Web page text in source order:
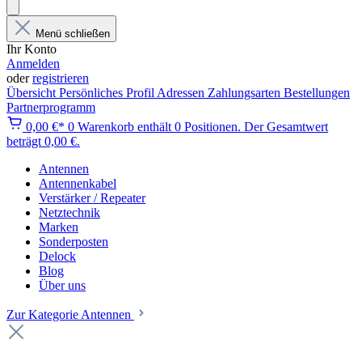
Menü schließen
Ihr Konto
Anmelden
oderregistrieren
Übersicht Persönliches Profil Adressen Zahlungsarten Bestellungen
Partnerprogramm
0,00 €* 0 Warenkorb enthält 0 Positionen. Der Gesamtwert
beträgt 0,00 €.
Antennen
Antennenkabel
Verstärker / Repeater
Netztechnik
Marken
Sonderposten
Delock
Blog
Über uns
Zur Kategorie Antennen